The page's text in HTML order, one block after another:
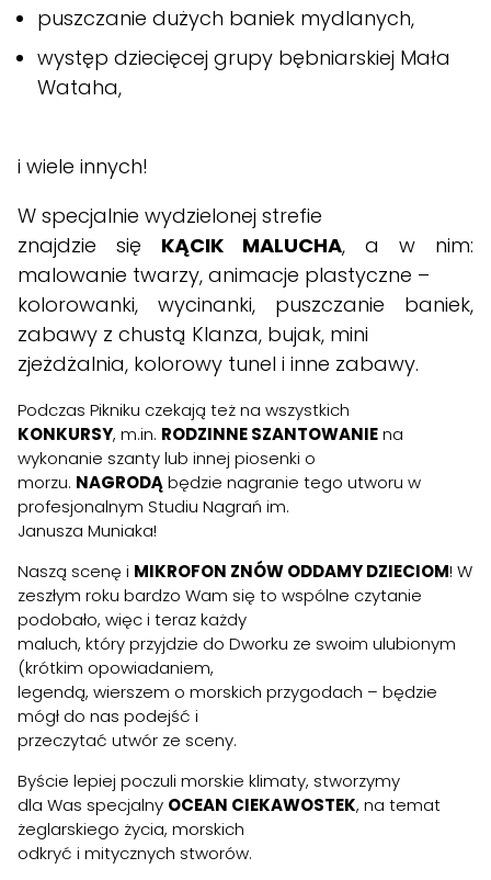
puszczanie dużych baniek mydlanych,
występ dziecięcej grupy bębniarskiej Mała
Wataha,
i wiele innych!
W specjalnie wydzielonej strefie
znajdzie się KĄCIK MALUCHA, a w nim:
malowanie twarzy, animacje plastyczne –
kolorowanki, wycinanki, puszczanie baniek,
zabawy z chustą Klanza, bujak, mini
zjeżdżalnia, kolorowy tunel i inne zabawy.
Podczas Pikniku czekają też na wszystkich
KONKURSY, m.in. RODZINNE SZANTOWANIEna
wykonanie szanty lub innej piosenki o
morzu. NAGRODĄbędzie nagranie tego utworu w
profesjonalnym Studiu Nagrań im.
Janusza Muniaka!
Naszą scenę i MIKROFON ZNÓW ODDAMY DZIECIOM! W
zeszłym roku bardzo Wam się to wspólne czytanie
podobało, więc i teraz każdy
maluch, który przyjdzie do Dworku ze swoim ulubionym
(krótkim opowiadaniem,
legendą, wierszem o morskich przygodach – będzie
mógł do nas podejść i
przeczytać utwór ze sceny.
Byście lepiej poczuli morskie klimaty, stworzymy
dla Was specjalny OCEAN CIEKAWOSTEK, na temat
żeglarskiego życia, morskich
odkryć i mitycznych stworów.